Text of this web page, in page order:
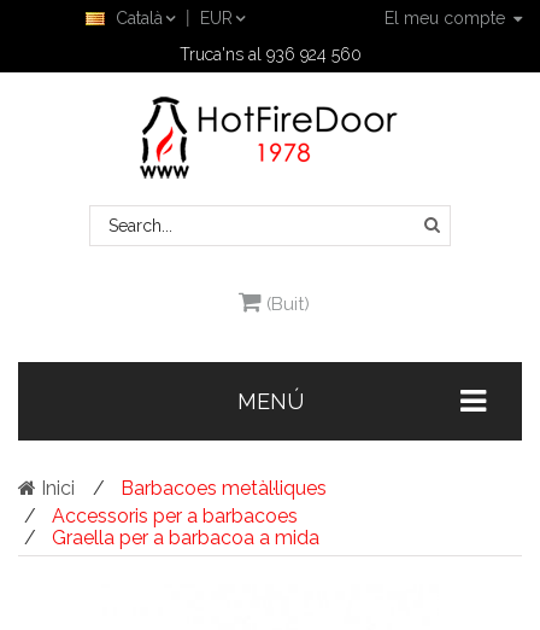
El meu compte
Català
EUR
Truca'ns al 936 924 560
(Buit)
MENÚ
Inici
Barbacoes metàl·liques
Accessoris per a barbacoes
Graella per a barbacoa a mida